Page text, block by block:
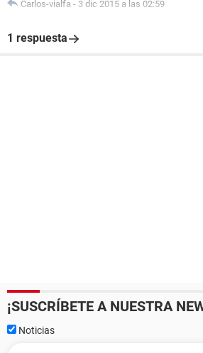
Carlos-vialfa - 3 dic 2015 a las 02:59
1 respuesta
¡SUSCRÍBETE A NUESTRA
Noticias